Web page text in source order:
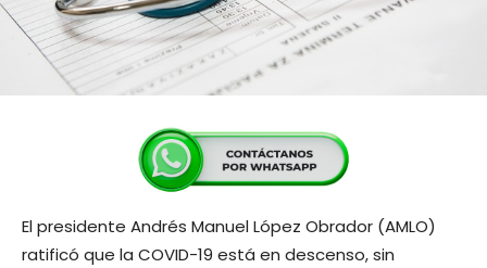
El presidente Andrés Manuel López Obrador (AMLO)
ratificó que la COVID-19 está en descenso, sin